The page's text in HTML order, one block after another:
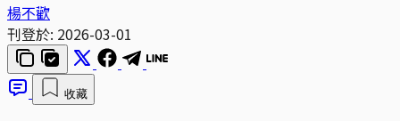
楊不歡
刊登於: 2026-03-01
收藏